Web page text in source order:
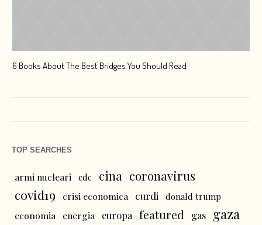
6 Books About The Best Bridges You Should Read
TOP SEARCHES
armi nucleari cdc cina coronavirus
covid19 crisi economica curdi donald trump
economia energia europa featured gas gaza